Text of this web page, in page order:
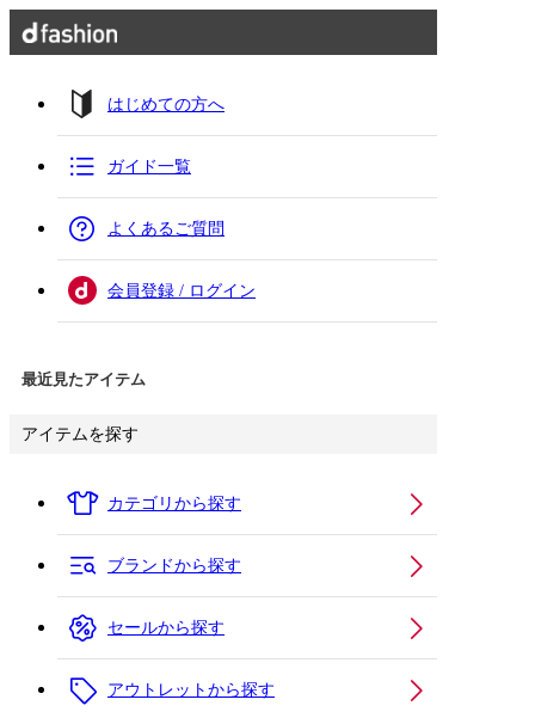
はじめての方へ
ガイド一覧
よくあるご質問
会員登録 / ログイン
最近見たアイテム
アイテムを探す
カテゴリから探す
ブランドから探す
セールから探す
アウトレットから探す